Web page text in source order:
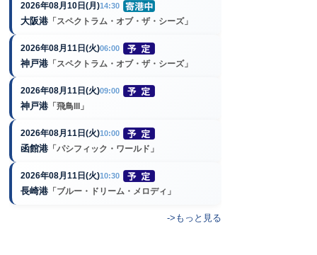
2026年08月10日(月)14:30
大阪港 「スペクトラム・オブ・ザ・シーズ」
2026年08月11日(火)06:00
神戸港 「スペクトラム・オブ・ザ・シーズ」
2026年08月11日(火)09:00
神戸港 「飛鳥III」
2026年08月11日(火)10:00
函館港 「パシフィック・ワールド」
2026年08月11日(火)10:30
長崎港 「ブルー・ドリーム・メロディ」
->もっと見る